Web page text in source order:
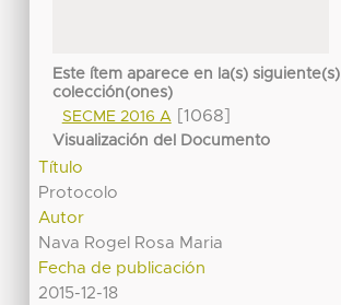
Este ítem aparece en la(s) siguiente(s)
colección(ones)
SECME 2016 A[1068]
Visualización del Documento
Título
Protocolo
Autor
Nava Rogel Rosa Maria
Fecha de publicación
2015-12-18